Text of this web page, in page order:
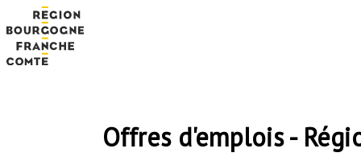
Offres d'emplois -